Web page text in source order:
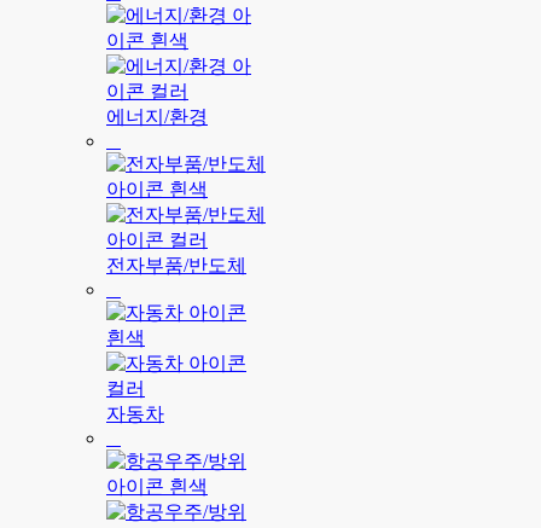
에너지/환경
전자부품/반도체
자동차